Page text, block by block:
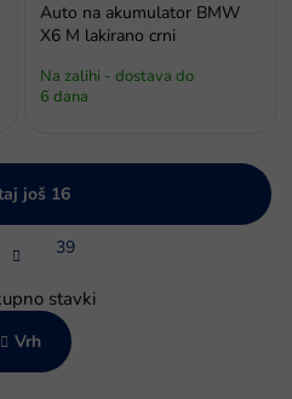
Auto na akumulator BMW
X6 M lakirano crni
Na zalihi - dostava do
6 dana
o
t
r
još 16
P
a
i
n
a
i
39
stavki
Vrh